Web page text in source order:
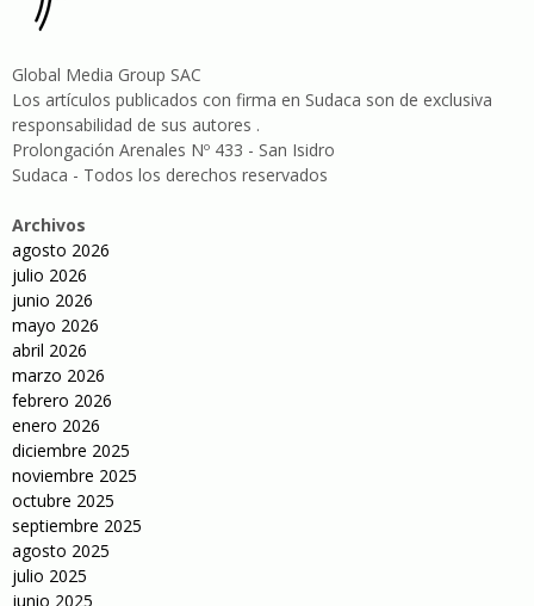
Global Media Group SAC
Los artículos publicados con firma en Sudaca son de exclusiva
responsabilidad de sus autores .
Prolongación Arenales Nº 433 - San Isidro
Sudaca - Todos los derechos reservados
Archivos
agosto 2026
julio 2026
junio 2026
mayo 2026
abril 2026
marzo 2026
febrero 2026
enero 2026
diciembre 2025
noviembre 2025
octubre 2025
septiembre 2025
agosto 2025
julio 2025
junio 2025